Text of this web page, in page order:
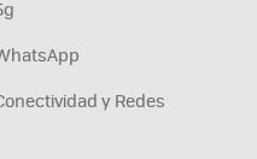
y Redes